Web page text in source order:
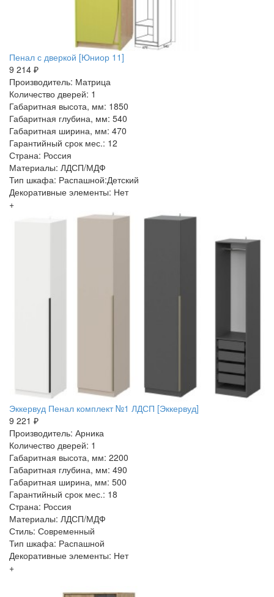
Пенал с дверкой [Юниор 11]
9 214 ₽
Производитель: Матрица
Количество дверей: 1
Габаритная высота, мм: 1850
Габаритная глубина, мм: 540
Габаритная ширина, мм: 470
Гарантийный срок мес.: 12
Страна: Россия
Материалы: ЛДСП/МДФ
Тип шкафа: Распашной:Детский
Декоративные элементы: Нет
+
Эккервуд Пенал комплект №1 ЛДСП [Эккервуд]
9 221 ₽
Производитель: Арника
Количество дверей: 1
Габаритная высота, мм: 2200
Габаритная глубина, мм: 490
Габаритная ширина, мм: 500
Гарантийный срок мес.: 18
Страна: Россия
Материалы: ЛДСП/МДФ
Стиль: Современный
Тип шкафа: Распашной
Декоративные элементы: Нет
+